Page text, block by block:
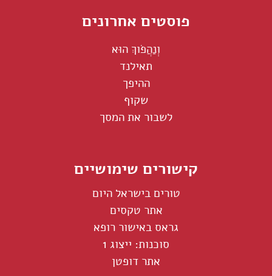
פוסטים אחרונים
וְנַהֲפֹוךְ הוּא
תאילנד
ההיפך
שקוף
לשבור את המסך
קישורים שימושיים
טורים בישראל היום
אתר טקסים
גראס באישור רופא
סוכנות: ייצוג 1
אתר דופטן